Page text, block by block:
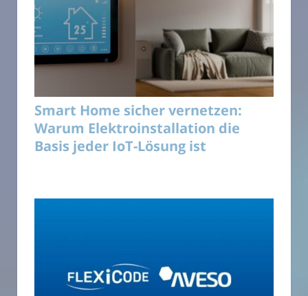
Smart Home sicher vernetzen:
Warum Elektroinstallation die
Basis jeder IoT-Lösung ist